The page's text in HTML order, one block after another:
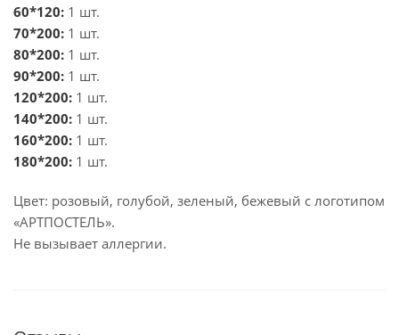
60*120: 1 шт.
70*200: 1 шт.
80*200: 1 шт.
90*200: 1 шт.
120*200: 1 шт.
140*200: 1 шт.
160*200: 1 шт.
180*200: 1 шт.
Цвет: розовый, голубой, зеленый, бежевый с логотипом
«АРТПОСТЕЛЬ».
Не вызывает аллергии.